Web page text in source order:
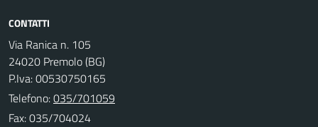
CONTATTI
Via Ranica n. 105
24020 Premolo (BG)
P.Iva: 00530750165
Telefono:035/701059
Fax: 035/704024